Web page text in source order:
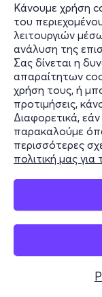
Κάνουμε χρήση
του
λειτουργιών
ανάλυση της
Σας δίνεται η
απαραίτητων
χρήση τους, ή
προτιμήσεις,
Διαφορετικά,
παρακαλούμε
περισσότερες
πολιτική μας